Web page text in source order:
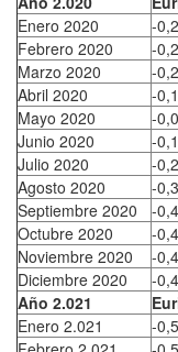
Enero 2020
-
Febrero 2020
-
Marzo 2020
-
Abril 2020
-
Mayo 2020
-
Junio 2020
-
Julio 2020
-
Agosto 2020
-
Septiembre 2020
-
Octubre 2020
-
Noviembre 2020
-
Diciembre 2020
-
Año 2.021
Enero 2.021
-